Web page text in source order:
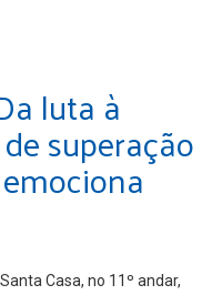
luta à
superação
Casa, no 11º andar,